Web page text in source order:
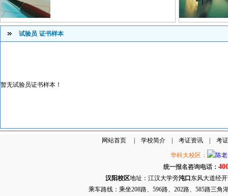
试验员 证书样本
暂无试验员证书样本！
网站首页| 学校简介| 考证资讯| 考
华科大校区：
统一报名咨询电话：
汉阳校区地址：江汉大学旁沌口 东风大道经
乘车路线：乘坐208路、596路、202路、585路三